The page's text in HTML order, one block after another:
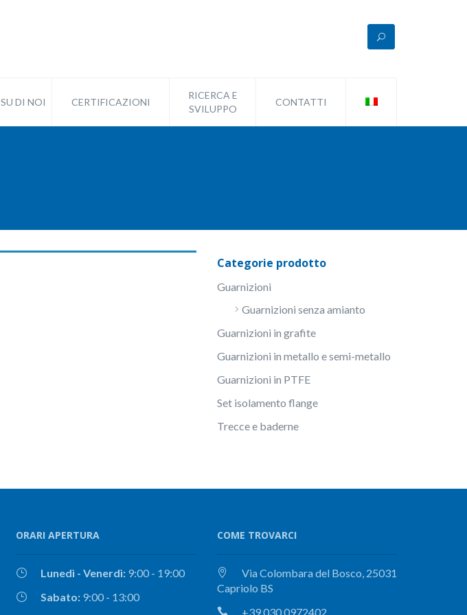
SU DI NOI CERTIFICAZIONI
RICERCA E
SVILUPPO
CONTATTI
Categorie prodotto
Guarnizioni
Guarnizioni senza amianto
Guarnizioni in grafite
Guarnizioni in metallo e semi-metallo
Guarnizioni in PTFE
Set isolamento flange
Trecce e baderne
ORARI APERTURA
Lunedì - Venerdì: 9:00 - 19:00
Sabato: 9:00 - 13:00
COME TROVARCI
Via Colombara del Bosco, 25031
Capriolo BS
+39 030 0972402